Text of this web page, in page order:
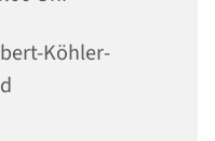
Köhler-